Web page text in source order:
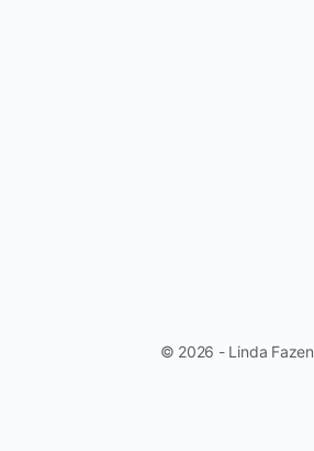
© 2026 - Linda